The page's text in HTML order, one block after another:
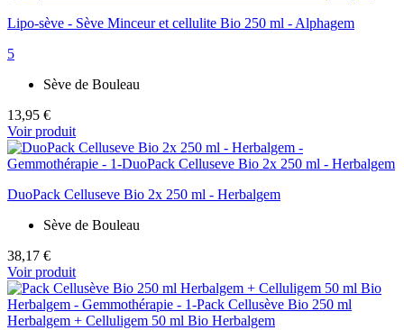
Lipo-sève - Sève Minceur et cellulite Bio 250 ml - Alphagem
5
Sève de Bouleau
13,95 €
Voir produit
DuoPack Celluseve Bio 2x 250 ml - Herbalgem
Sève de Bouleau
38,17 €
Voir produit